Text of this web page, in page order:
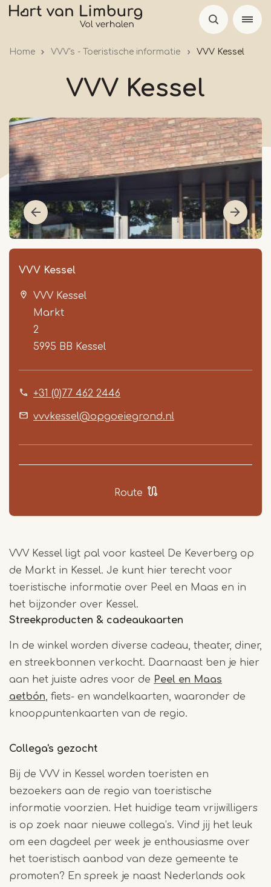
Overslaan
Home VVV's - Toeristische informatie VVV Kessel
VVV Kessel
VVV Kessel
VVV Kessel
Markt
2
5995 BB Kessel
+31 (0)77 462 2446
vvvkessel@opgoeiegrond.nl
Route
VVV Kessel ligt pal voor kasteel De Keverberg op
de Markt in Kessel. Je kunt hier terecht voor
toeristische informatie over Peel en Maas en in
het bijzonder over Kessel.
Streekproducten & cadeaukaarten
In de winkel worden diverse cadeau, theater, diner,
en streekbonnen verkocht. Daarnaast ben je hier
aan het juiste adres voor de Peel en Maas
aetbón, fiets- en wandelkaarten, waaronder de
knooppuntenkaarten van de regio.
Collega's gezocht
Bij de VVV in Kessel worden toeristen en
bezoekers aan de regio van toeristische
informatie voorzien. Het huidige team vrijwilligers
is op zoek naar nieuwe collega’s. Vind jij het leuk
om een dagdeel per week je enthousiasme over
het toeristisch aanbod van deze gemeente te
promoten? En spreek je naast Nederlands ook